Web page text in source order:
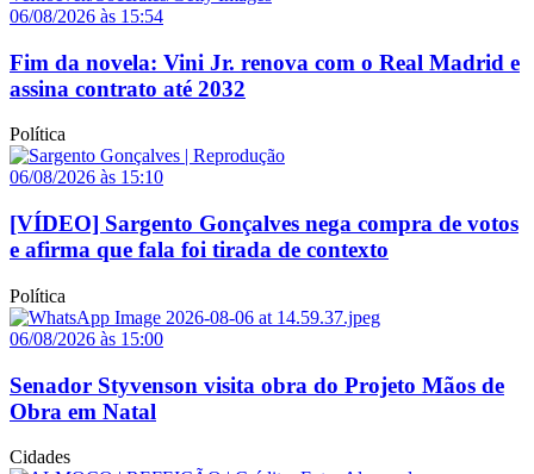
06/08/2026 às 15:54
Fim da novela: Vini Jr. renova com o Real Madrid e
assina contrato até 2032
Política
06/08/2026 às 15:10
[VÍDEO] Sargento Gonçalves nega compra de votos
e afirma que fala foi tirada de contexto
Política
06/08/2026 às 15:00
Senador Styvenson visita obra do Projeto Mãos de
Obra em Natal
Cidades